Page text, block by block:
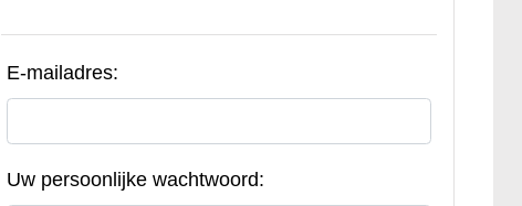
E-mailadres:
Uw persoonlijke wachtwoord: